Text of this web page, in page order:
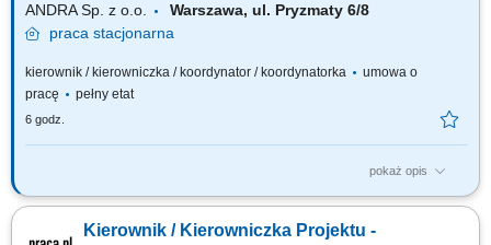
ANDRA Sp. z o.o.
Warszawa, ul. Pryzmaty 6/8
praca stacjonarna
kierownik / kierowniczka / koordynator / koordynatorka
umowa o
pracę
pełny etat
6 godz.
pokaż opis
Twój zakres obowiązków: koordynacja zespołów i podwykonawców
Inwestorem/Klientem/Podwykonawcami; przygotowanie harmonogramów
Kierownik / Kierowniczka Projektu -